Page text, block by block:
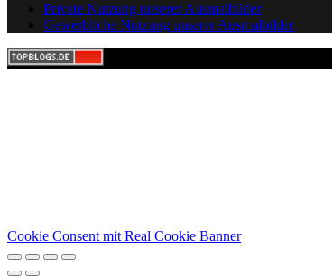
Private Nutzung unserer Ausmalbilder
Gewerbliche Nutzung unserer Ausmalbilder
Cookie Consent mit Real Cookie Banner